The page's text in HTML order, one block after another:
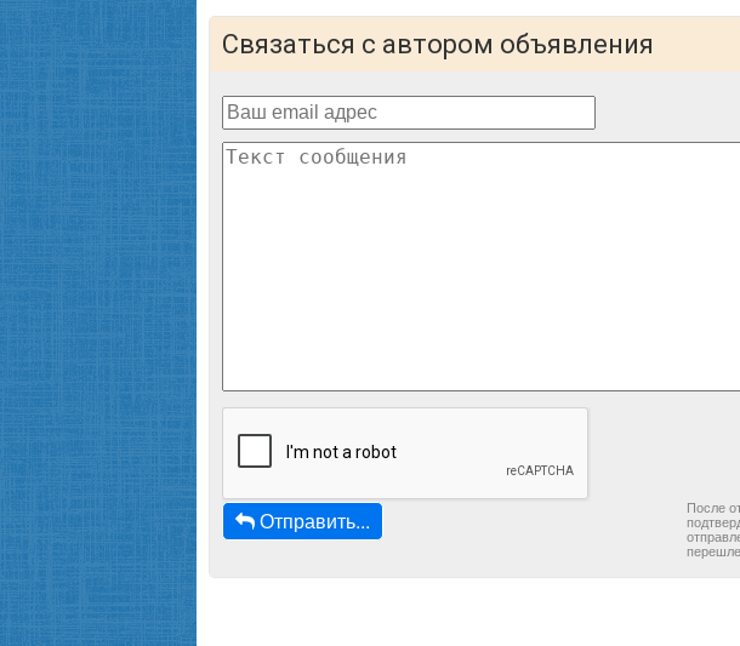
Связаться с автором объявления
Отправить...
После